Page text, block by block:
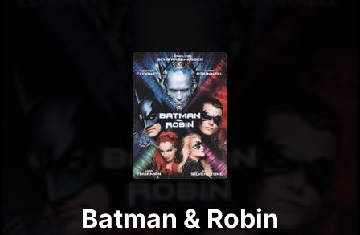
Batman & Robin